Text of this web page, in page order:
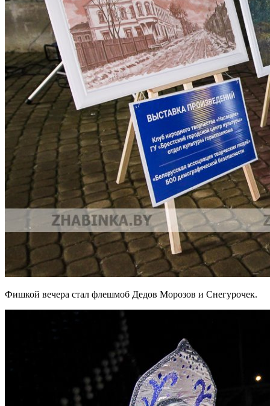
Фишкой вечера стал флешмоб Дедов Морозов и Снегурочек.